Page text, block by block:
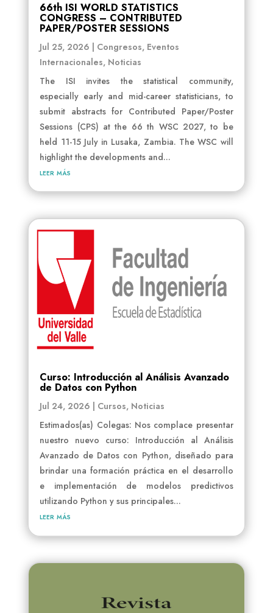
66th ISI WORLD STATISTICS
CONGRESS – CONTRIBUTED
PAPER/POSTER SESSIONS
Jul 25, 2026 | Congresos, Eventos
Internacionales, Noticias
The ISI invites the statistical community,
especially early and mid-career statisticians, to
submit abstracts for Contributed Paper/Poster
Sessions (CPS) at the 66 th WSC 2027, to be
held 11-15 July in Lusaka, Zambia. The WSC will
highlight the developments and...
leer más
Curso: Introducción al Análisis Avanzado
de Datos con Python
Jul 24, 2026 Cursos, Noticias
Estimados(as) Colegas: Nos complace presentar
nuestro nuevo curso: Introducción al Análisis
Avanzado de Datos con Python, diseñado para
brindar una formación práctica en el desarrollo
e implementación de modelos predictivos
utilizando Python y sus principales...
leer más